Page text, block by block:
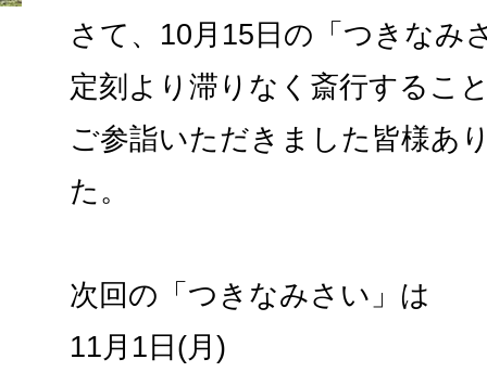
さて、10月15日の「つきなみ
定刻より滞りなく斎行するこ
ご参詣いただきました皆様あ
た。
次回の「つきなみさい」は
11月1日(月)